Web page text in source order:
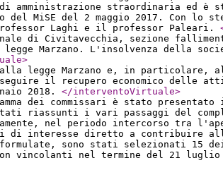
amministrazione straordinaria ed è
del MiSE del 2 maggio 2017. Con
Laghi e il professor Paleari.
di Civitavecchia, sezione
Marzano. L'insolvenza della
>
legge Marzano e, in particolare,
il recupero economico
2018. </interventoVirtuale>
dei commissari è stato
stati riassunti i vari passaggi del
nel periodo intercorso tra
di interesse diretto a contribuire
sono stati selezionati 15
vincolanti nel termine del 21 luglio